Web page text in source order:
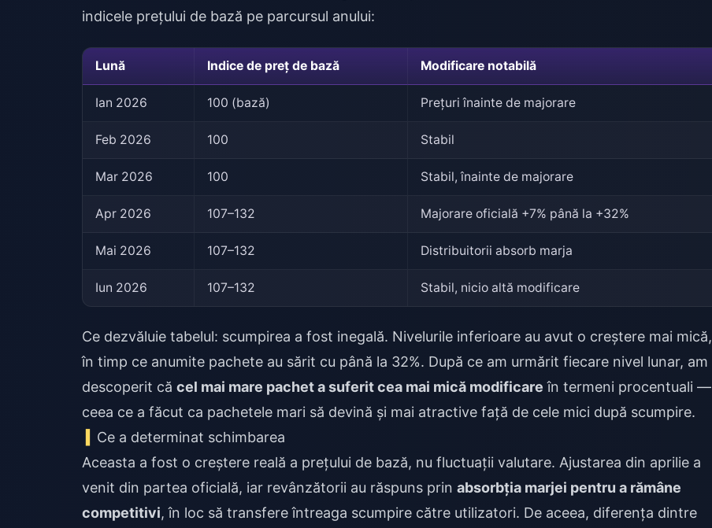
indicele prețului de bază pe parcursul anului:
Lună Indice de preț de bază Modificare notabilă
Ian 2026 100 (bază) Prețuri înainte de majorare
Feb 2026 100 Stabil
Mar 2026 100 Stabil, înainte de majorare
Apr 2026 107–132 Majorare oficială +7% până la +32%
Mai 2026 107–132 Distribuitorii absorb marja
Iun 2026 107–132 Stabil, nicio altă modificare
Ce dezvăluie tabelul: scumpirea a fost inegală. Nivelurile inferioare au avut o creștere mai mică,
în timp ce anumite pachete au sărit cu până la 32%. După ce am urmărit fiecare nivel lunar, am
descoperit că cel mai mare pachet a suferit cea mai mică modificare în termeni procentuali —
ceea ce a făcut ca pachetele mari să devină și mai atractive față de cele mici după scumpire.
Ce a determinat schimbarea
Aceasta a fost o creștere reală a prețului de bază, nu fluctuații valutare. Ajustarea din aprilie a
venit din partea oficială, iar revânzătorii au răspuns prin absorbția marjei pentru a rămâne
competitivi, în loc să transfere întreaga scumpire către utilizatori. De aceea, diferența dintre